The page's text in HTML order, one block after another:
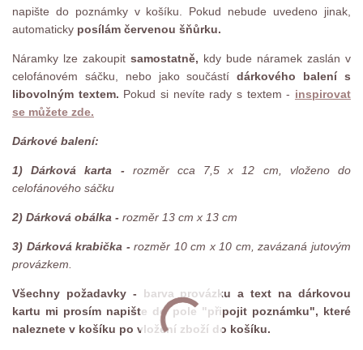
napište do poznámky v košíku. Pokud nebude uvedeno jinak,
automaticky posílám červenou šňůrku.
Náramky lze zakoupit samostatně, kdy bude náramek zaslán v
celofánovém sáčku, nebo jako součástídárkového balení s
libovolným textem. Pokud si nevíte rady s textem - inspirovat
se můžete zde.
Dárkové balení:
1) Dárková karta - rozměr cca 7,5 x 12 cm, vloženo do
celofánového sáčku
2) Dárková obálka - rozměr 13 cm x 13 cm
3) Dárková krabička -rozměr 10 cm x 10 cm, zavázaná jutovým
provázkem.
Všechny požadavky - barva provázku a text na dárkovou
kartu mi prosím napište do pole "připojit poznámku", které
naleznete v košíku po vložení zboží do košíku.